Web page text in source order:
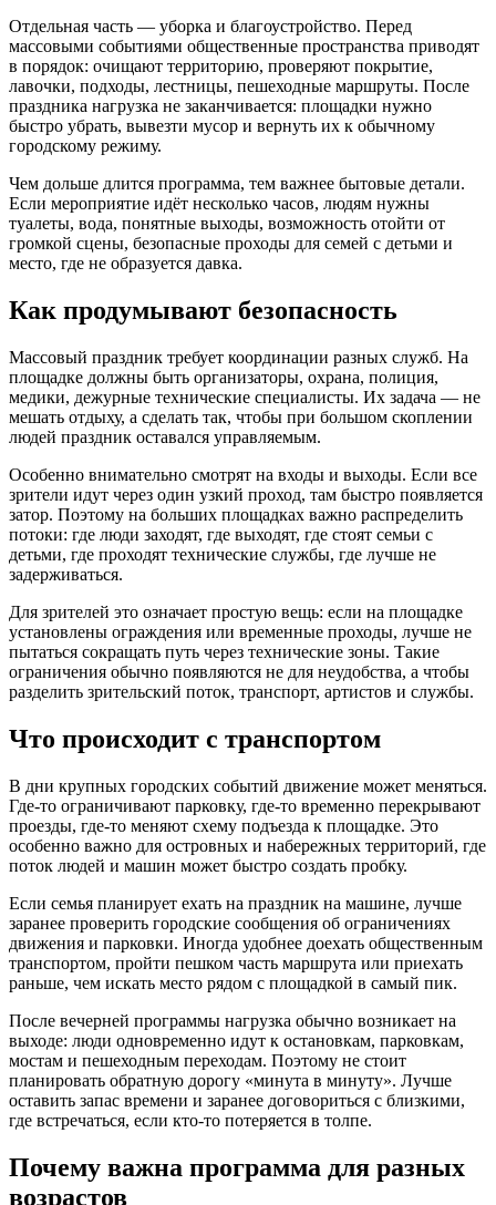
Отдельная часть — уборка и благоустройство. Перед
массовыми событиями общественные пространства приводят
в порядок: очищают территорию, проверяют покрытие,
лавочки, подходы, лестницы, пешеходные маршруты. После
праздника нагрузка не заканчивается: площадки нужно
быстро убрать, вывезти мусор и вернуть их к обычному
городскому режиму.
Чем дольше длится программа, тем важнее бытовые детали.
Если мероприятие идёт несколько часов, людям нужны
туалеты, вода, понятные выходы, возможность отойти от
громкой сцены, безопасные проходы для семей с детьми и
место, где не образуется давка.
Как продумывают безопасность
Массовый праздник требует координации разных служб. На
площадке должны быть организаторы, охрана, полиция,
медики, дежурные технические специалисты. Их задача — не
мешать отдыху, а сделать так, чтобы при большом скоплении
людей праздник оставался управляемым.
Особенно внимательно смотрят на входы и выходы. Если все
зрители идут через один узкий проход, там быстро появляется
затор. Поэтому на больших площадках важно распределить
потоки: где люди заходят, где выходят, где стоят семьи с
детьми, где проходят технические службы, где лучше не
задерживаться.
Для зрителей это означает простую вещь: если на площадке
установлены ограждения или временные проходы, лучше не
пытаться сокращать путь через технические зоны. Такие
ограничения обычно появляются не для неудобства, а чтобы
разделить зрительский поток, транспорт, артистов и службы.
Что происходит с транспортом
В дни крупных городских событий движение может меняться.
Где-то ограничивают парковку, где-то временно перекрывают
проезды, где-то меняют схему подъезда к площадке. Это
особенно важно для островных и набережных территорий, где
поток людей и машин может быстро создать пробку.
Если семья планирует ехать на праздник на машине, лучше
заранее проверить городские сообщения об ограничениях
движения и парковки. Иногда удобнее доехать общественным
транспортом, пройти пешком часть маршрута или приехать
раньше, чем искать место рядом с площадкой в самый пик.
После вечерней программы нагрузка обычно возникает на
выходе: люди одновременно идут к остановкам, парковкам,
мостам и пешеходным переходам. Поэтому не стоит
планировать обратную дорогу «минута в минуту». Лучше
оставить запас времени и заранее договориться с близкими,
где встречаться, если кто-то потеряется в толпе.
Почему важна программа для разных
возрастов